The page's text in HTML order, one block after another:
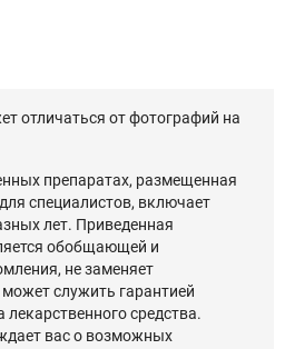
отличаться от фотографий на
препаратах, размещенная
специалистов, включает
лет. Приведенная
обобщающей и
не заменяет
служить гарантией
средства.
вас о возможных